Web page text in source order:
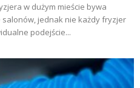
w dużym mieście bywa
jednak nie każdy fryzjer
podejście...